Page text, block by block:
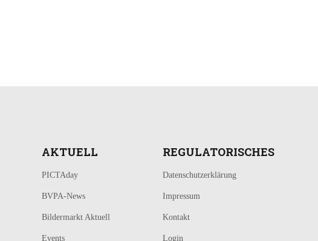
AKTUELL
PICTAday
BVPA-News
Bildermarkt Aktuell
Events
REGULATORISCHES
Datenschutzerklärung
Impressum
Kontakt
Login